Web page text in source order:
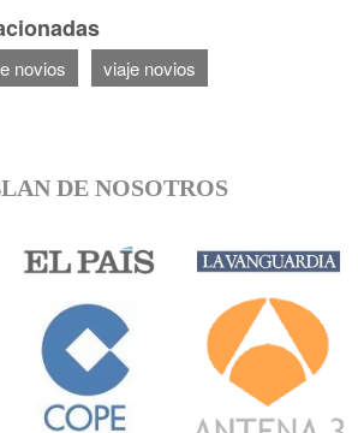
novios viaje novios
DE NOSOTROS